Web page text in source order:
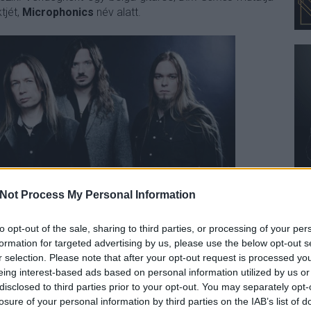
Process My Personal Information
opt-out of the sale, sharing to third parties, or processing of your
for targeted advertising by us, please use the below opt-out
selection. Please note that after your opt-out request is processed
interest-based ads based on personal information utilized by us
to third parties prior to your opt-out. You may separately
of your personal information by third parties on the IAB’s list of
Microphonics név alatt.
23-ána szimfonikus elemeket is felvonultató,
finn képviselője, a Stratovarius . A Club 202
-be érkező
Amaranthe koncertje lesz, akik szintén most megjelenő
banda, aSeven Kingdomsfellépése teszi majd